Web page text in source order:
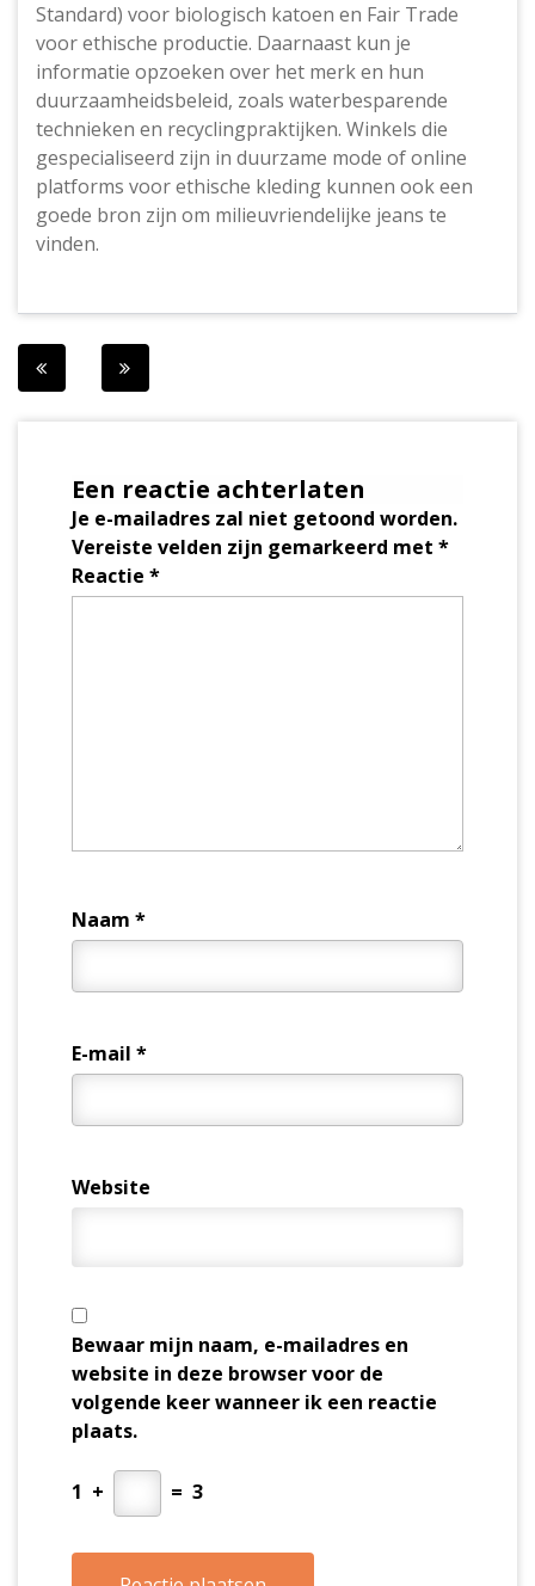
Standard) voor biologisch katoen en Fair Trade
voor ethische productie. Daarnaast kun je
informatie opzoeken over het merk en hun
duurzaamheidsbeleid, zoals waterbesparende
technieken en recyclingpraktijken. Winkels die
gespecialiseerd zijn in duurzame mode of online
platforms voor ethische kleding kunnen ook een
goede bron zijn om milieuvriendelijke jeans te
vinden.
Berichtnavigatie
Een reactie achterlaten
Je e-mailadres zal niet getoond worden.
Vereiste velden zijn gemarkeerd met *
Reactie *
Naam *
E-mail *
Website
Bewaar mijn naam, e-mailadres en
website in deze browser voor de
volgende keer wanneer ik een reactie
plaats.
1 + = 3